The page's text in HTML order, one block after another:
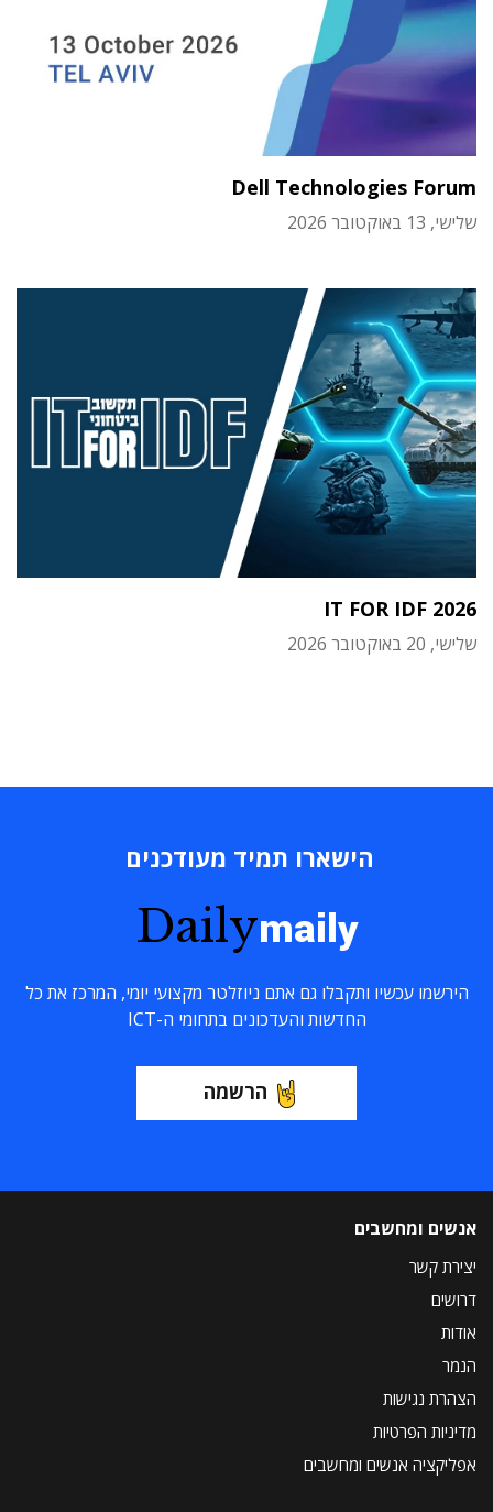
Dell Technologies Forum
שלישי, 13 באוקטובר 2026
IT FOR IDF 2026
שלישי, 20 באוקטובר 2026
הישארו תמיד מעודכנים
Dailymaily
הירשמו עכשיו ותקבלו גם אתם ניוזלטר מקצועי יומי, המרכז את כל
החדשות והעדכונים בתחומי ה-ICT
הרשמה
אנשים ומחשבים
יצירת קשר
דרושים
אודות
הנמר
הצהרת נגישות
מדיניות הפרטיות
אפליקציה אנשים ומחשבים